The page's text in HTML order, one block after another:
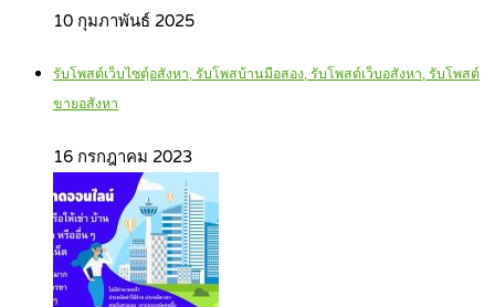
10 กุมภาพันธ์ 2025
รับโพสต์เว็บไซตฺ์อสังหา, รับโพสบ้านมือสอง, รับโพสต์เว็บอสังหา, รับโพสต์
ขายอสังหา
16 กรกฎาคม 2023